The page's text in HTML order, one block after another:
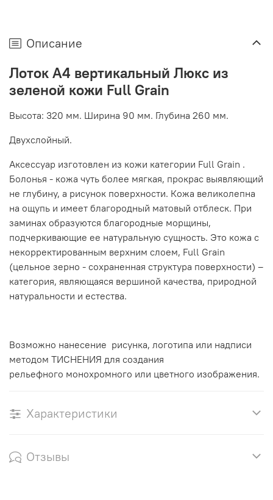
Описание
Лоток А4 вертикальный Люкс из
зеленой кожи Full Grain
Высота: 320 мм. Ширина 90 мм. Глубина 260 мм.
Двухслойный.
Аксессуар изготовлен из кожи категории Full Grain .
Болонья - кожа чуть более мягкая, прокрас выявляющий
не глубину, а рисунок поверхности. Кожа великолепна
на ощупь и имеет благородный матовый отблеск. При
заминах образуются благородные морщины,
подчеркивающие ее натуральную сущность. Это кожа с
некорректированным верхним слоем, Full Grain
(цельное зерно - сохраненная структура поверхности) –
категория, являющаяся вершиной качества, природной
натуральности и естества.
Возможно нанесение рисунка, логотипа или надписи
методом ТИСНЕНИЯ для создания
рельефного монохромного или цветного изображения.
Характеристики
Отзывы